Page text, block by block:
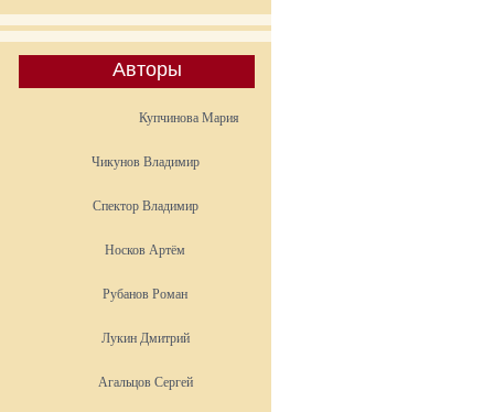
Авторы
Купчинова Мария
Чикунов Владимир
Спектор Владимир
Носков Артём
Рубанов Роман
Лукин Дмитрий
Агальцов Сергей